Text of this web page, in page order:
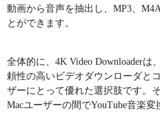
動画から音声を抽出し、MP3、
とができます。
全体的に、4K Video Downloader
頼性の高いビデオダウンローダと
ザーにとって優れた選択肢です。
Macユーザーの間でYouTube音楽